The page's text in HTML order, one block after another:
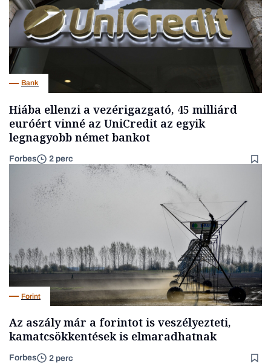
Bank
Hiába ellenzi a vezérigazgató, 45 milliárd
euróért vinné az UniCredit az egyik
legnagyobb német bankot
Forbes 2 perc
Forint
Az aszály már a forintot is veszélyezteti,
kamatcsökkentések is elmaradhatnak
Forbes 2 perc